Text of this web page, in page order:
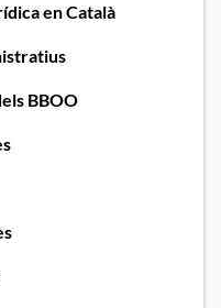
en Català
BBOO